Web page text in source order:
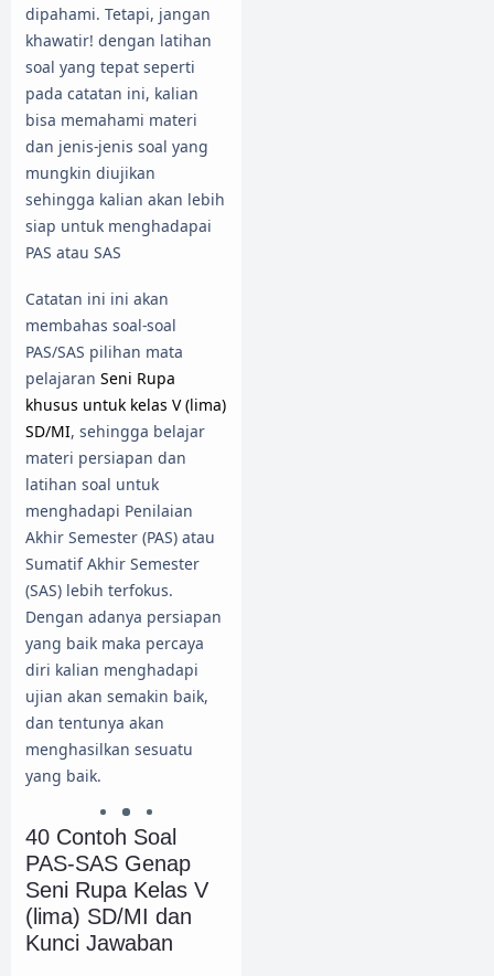
dipahami. Tetapi, jangan
khawatir! dengan latihan
soal yang tepat seperti
pada catatan ini, kalian
bisa memahami materi
dan jenis-jenis soal yang
mungkin diujikan
sehingga kalian akan lebih
siap untuk menghadapai
PAS atau SAS
Catatan ini ini akan
membahas soal-soal
PAS/SAS pilihan mata
pelajaran Seni Rupa
khusus untuk kelas V (lima)
SD/MI, sehingga belajar
materi persiapan dan
latihan soal untuk
menghadapi Penilaian
Akhir Semester (PAS) atau
Sumatif Akhir Semester
(SAS) lebih terfokus.
Dengan adanya persiapan
yang baik maka percaya
diri kalian menghadapi
ujian akan semakin baik,
dan tentunya akan
menghasilkan sesuatu
yang baik.
40 Contoh Soal
PAS-SAS Genap
Seni Rupa Kelas V
(lima) SD/MI dan
Kunci Jawaban